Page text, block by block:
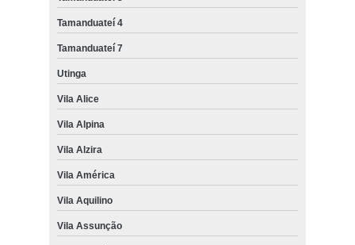
Tamanduateí 4
Tamanduateí 7
Utinga
Vila Alice
Vila Alpina
Vila Alzira
Vila América
Vila Aquilino
Vila Assunção